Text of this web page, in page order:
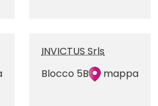
INVICTUS Srls
Blocco 5B
mappa